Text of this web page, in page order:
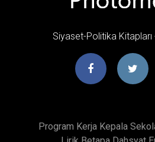
Siyaset-Politika
Program Kerja Kepala